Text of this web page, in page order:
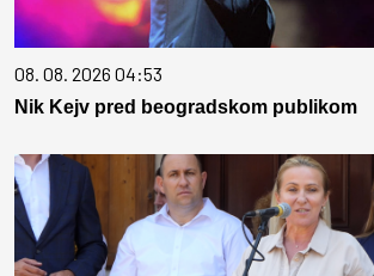
08. 08. 2026 04:53
Nik Kejv pred beogradskom publikom